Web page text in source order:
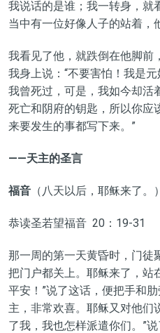
我说话的是谁；我一转身，就
当中有一位好像人子的站着，
我看见了他，就跌倒在他脚前
我身上说：“不要害怕！我是
我曾死过，可是，我如今却活
死亡和阴府的钥匙，所以你应
来要发生的事都写下来。”
——天主的圣言
福音（八天以后，耶稣来了。）
恭读圣若望福音 20：19-31
那一周的第一天黄昏时，门徒
把门户都关上。耶稣来了，站
平安！”说了这话，便把手和
主，非常欢喜。耶稣又对他们
了我，我也怎样派遣你们。”